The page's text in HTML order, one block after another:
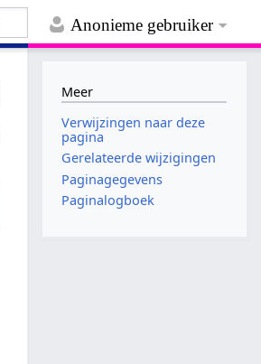
Anonieme gebruiker
Meer
Verwijzingen naar deze
pagina
Gerelateerde wijzigingen
Paginagegevens
Paginalogboek